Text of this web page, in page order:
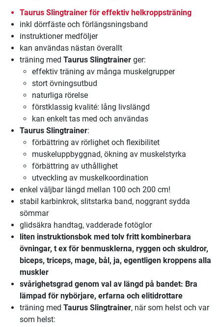
Taurus Slingtrainer för effektiv helkroppsträning
inkl dörrfäste och förlängsningsband
instruktioner medföljer
kan användas nästan överallt
träning med Taurus Slingtrainer ger:
effektiv träning av många muskelgrupper
stort övningsutbud
naturliga rörelse
förstklassig kvalité: lång livslängd
kan enkelt tas med och användas
Taurus Slingtrainer:
förbättring av rörlighet och flexibilitet
muskeluppbyggnad, ökning av muskelstyrka
förbättring av uthållighet
utveckling av muskelkoordination
enkel väljbar längd mellan 100 och 200 cm!
stabil karbinkrok, slitstarka band, noggrant sydda
sömmar
glidsäkra handtag, vadderade fotöglor
liten instruktionsbok med tolv fritt kombinerbara
övningar, t ex för benmusklerna, ryggen och skuldror,
biceps, triceps, mage, bål, ja, egentligen kroppens alla
muskler
svårighetsgrad genom val av längd på bandet: Bra
lämpad för nybörjare, erfarna och elitidrottare
träning med Taurus Slingtrainer, när som helst och var
som helst: